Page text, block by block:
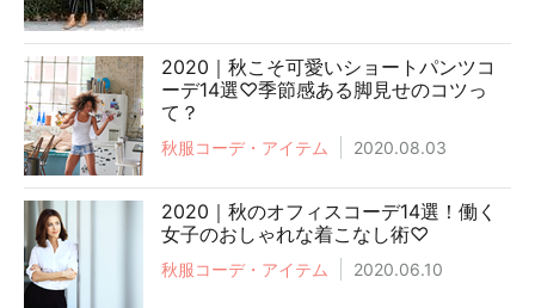
2020｜秋こそ可愛いショートパンツコ
ーデ14選♡季節感ある脚見せのコツっ
て？
秋服コーデ・アイテム 2020.08.03
2020｜秋のオフィスコーデ14選！働く
女子のおしゃれな着こなし術♡
秋服コーデ・アイテム 2020.06.10